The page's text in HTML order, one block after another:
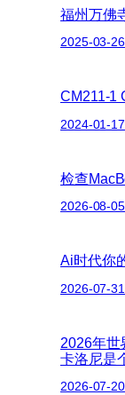
福州万佛
2025-03-26
CM211-1
2024-01-17
检查
2026-08-05
Ai时代你
2026-07-31
2026年世
卡洛尼是
2026-07-20